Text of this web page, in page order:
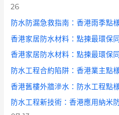
26
防水防漏急救指南：香港雨季點
香港家居防水材料：點揀最環保
香港家居防水材料：點揀最環保
防水工程合約陷阱：香港業主點
香港舊樓外牆滲水：防水工程點
防水工程新技術：香港應用納米